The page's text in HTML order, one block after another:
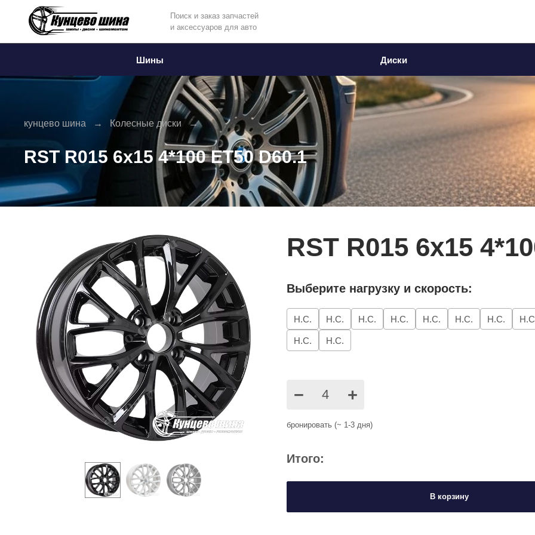
Поиск и заказ запчастей
и аксессуаров для авто
Шины Диски
кунцево шина Колесные диски
RST R015 6x15 4*100 ET50 D60.1
RST R015 6x15
Выберите нагрузку и скорость:
Н.С. Н.С. Н.С. Н.С. Н.С. Н.С. Н.С.
Н.С. Н.С.
− +
бронировать (~ 1-3 дня)
Итого:
В корзину